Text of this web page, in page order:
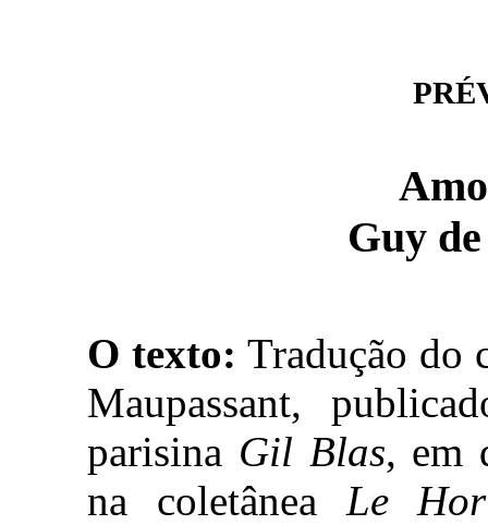
Guy
O texto: Tradução do
Maupassant,
parisina Gil Blas, em
na coletânea Le